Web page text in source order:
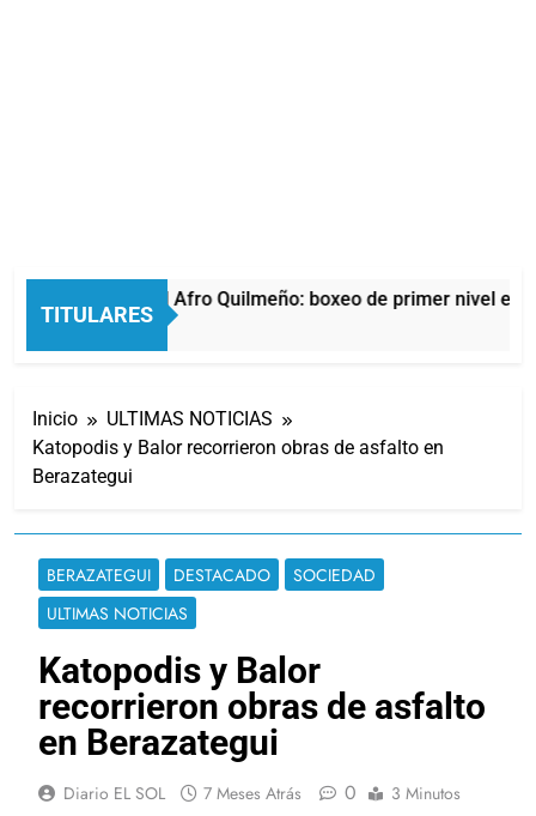
TITULARES
La noche del Afro Quilmeño: boxeo de primer nivel en la
11 Horas Atrás
Inicio
ULTIMAS NOTICIAS
Katopodis y Balor recorrieron obras de asfalto en
Berazategui
BERAZATEGUI DESTACADO
SOCIEDAD
ULTIMAS NOTICIAS
Katopodis y Balor
recorrieron obras de asfalto
en Berazategui
Diario EL SOL 7 Meses Atrás 0 3 Minutos